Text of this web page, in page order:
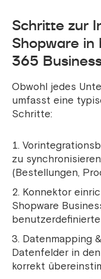
Schritte zur
Shopware
365
Obwohl jedes
umfasst eine
Schritte:
zu
(Bestellungen,
Konnektor
Shopware
Datenmapping
Datenfelder in
korrekt